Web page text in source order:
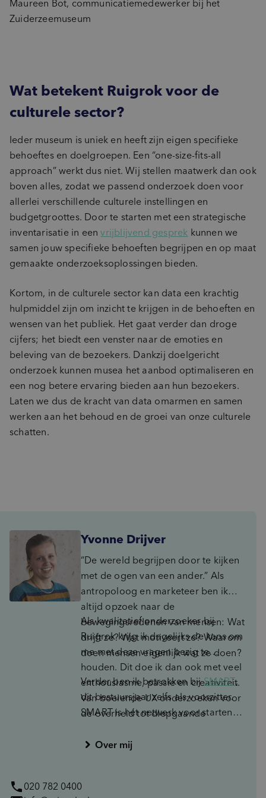
Maureen Bot, communicatiemedewerker bij het
Zuiderzeemuseum
Wat betekent Ruigrok voor de
culturele sector?
Ieder museum is uniek en heeft zijn eigen specifieke
behoeftes en doelgroepen. Een “one-size-fits-all
approach” werkt dus niet. Wij stellen maatwerk dan ook
boven alles, zodat we passend onderzoek doen voor
allerlei verschillende culturele instellingen en
budgetgroottes. Door te starten met een strategische
inventarisatie in eenvrijblijvend gesprek kunnen we
samen jouw specifieke behoeften begrijpen en op maat
gemaakte onderzoeksoplossingen bieden.
Kortom, in de culturele sector kan data een krachtig
hulpmiddel zijn om inzicht te krijgen in de behoeften en
wensen van het publiek. Het gaat verder dan droge
cijfers; het biedt een venster naar de emoties en
beleving van de bezoekers. Dankzij doelgericht
onderzoek kunnen musea het aanbod optimaliseren en
een nog betere ervaring bieden aan hun bezoekers.
Laten we dus de kracht van data omarmen en samen
werken aan het behoud en de groei van onze culturele
schatten.
Yvonne Drijver
“De wereld begrijpen door te kijken
met de ogen van een ander.” Als
antropoloog en marketeer ben ik
altijd opzoek naar de
bewegingsredenen van mensen: Wat
drijft ze? Wat motiveert ze? Waarom
doen mensen eigenlijk wat ze doen?
Als kwalitatief onderzoeker bij
Ruigrok krijg ik dagelijks de kans om
me met deze vragen bezig te
houden. Dit doe ik dan ook met veel
enthousiasme, passie en creativiteit.
Van boeiende UX onderzoeken voor
de overheid tot diepgaande
culturele sector. Eén van mijn
iets meer over de context van
Verder ben ik betrokken bijSMART,
dit bestuursjaar zelfs als voorzitter.
SMART is hét netwerk voor startende
insights en analytics.
Over mij
phone 020 782 0400